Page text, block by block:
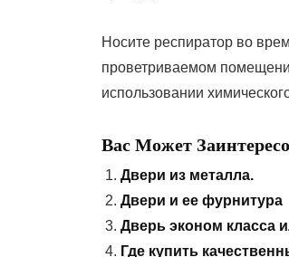
Носите респиратор во
проветриваемом
использовании
Вас Может
Двери из металла.
Двери и ее фурнитура
Дверь эконом класса
Где купить